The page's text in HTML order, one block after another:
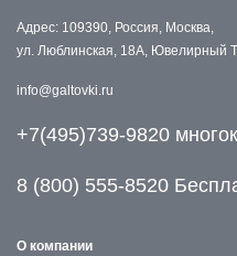
Адрес: 109390, Россия, Москва,
ул. Люблинская, 18А, Ювелирный
info@galtovki.ru
+7(495)739-9820
8 (800) 555-8520
О компании